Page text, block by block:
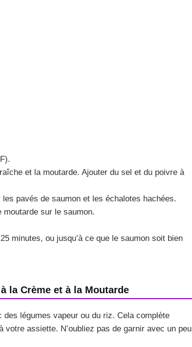
et la moutarde. Ajouter du sel et du poivre à
pavés de saumon et les échalotes hachées.
moutarde sur le saumon.
minutes, ou jusqu’à ce que le saumon soit bien
la Crème et à la Moutarde
légumes vapeur ou du riz. Cela complète
assiette. N’oubliez pas de garnir avec un peu